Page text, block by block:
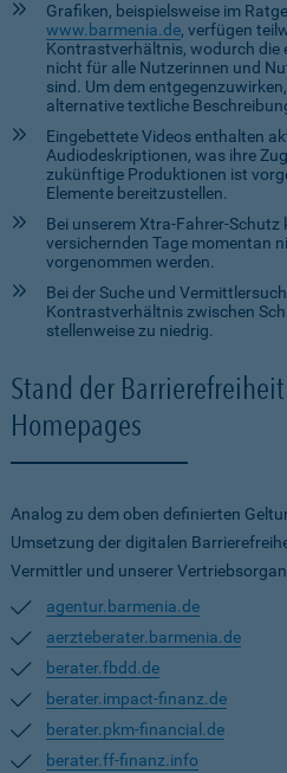
Grafiken, beispielsweise im
www.barmenia.de, verfügen
Kontrastverhältnis, wodurch
nicht für alle Nutzerinnen und
sind. Um dem
alternative textliche
Eingebettete Videos enthalten
Audiodeskriptionen, was ihre
zukünftige Produktionen ist
Elemente bereitzustellen.
Bei unserem Xtra-Fahrer-
versichernden Tage momentan
vorgenommen werden.
Bei der Suche und
Kontrastverhältnis zwischen
stellenweise zu niedrig.
Stand der
Homepages
Analog zu dem oben definierten
Umsetzung der digitalen
Vermittler und unserer
agentur.barmenia.de
aerzteberater.barmenia.de
berater.fbdd.de
berater.impact-finanz.de
berater.pkm-financial.de
berater.ff-finanz.info